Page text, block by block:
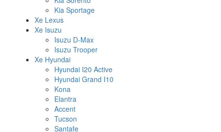
Kia Sportage
Xe Lexus
Xe Isuzu
Isuzu D-Max
Isuzu Trooper
Xe Hyundai
Hyundai I20 Active
Hyundai Grand I10
Kona
Elantra
Accent
Tucson
Santafe